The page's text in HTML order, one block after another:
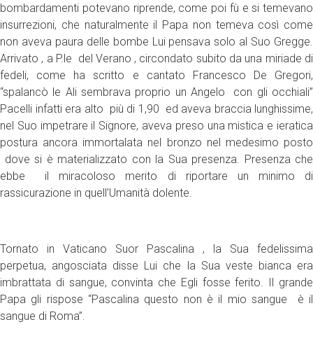
bombardamenti potevano riprende, come poi fù e si temevano
insurrezioni, che naturalmente il Papa non temeva così come
non aveva paura delle bombe Lui pensava solo al Suo Gregge.
Arrivato , a P.le del Verano , circondato subito da una miriade di
fedeli, come ha scritto e cantato Francesco De Gregori,
“spalancò le Ali sembrava proprio un Angelo con gli occhiali”
Pacelli infatti era alto più di 1,90 ed aveva braccia lunghissime,
nel Suo impetrare il Signore, aveva preso una mistica e ieratica
postura ancora immortalata nel bronzo nel medesimo posto
dove si è materializzato con la Sua presenza. Presenza che
ebbe il miracoloso merito di riportare un minimo di
rassicurazione in quell’Umanità dolente.
Tornato in Vaticano Suor Pascalina , la Sua fedelissima
perpetua, angosciata disse Lui che la Sua veste bianca era
imbrattata di sangue, convinta che Egli fosse ferito. Il grande
Papa gli rispose “Pascalina questo non è il mio sangue è il
sangue di Roma”.